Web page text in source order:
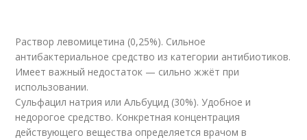
Раствор левомицетина (0,25%). Сильное
антибактериальное средство из категории антибиотиков.
Имеет важный недостаток — сильно жжёт при
использовании.
Сульфацил натрия или Альбуцид (30%). Удобное и
недорогое средство. Конкретная концентрация
действующего вещества определяется врачом в